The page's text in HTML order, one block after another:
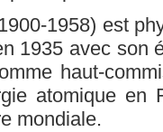
1958) est
1935 avec son
haut-
atomique en
mondiale.